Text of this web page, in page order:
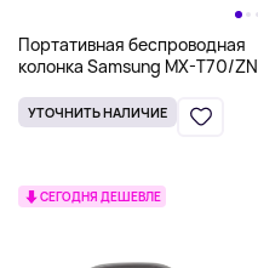
Портативная беспроводная
колонка Samsung MX-T70/ZN
УТОЧНИТЬ НАЛИЧИЕ
СЕГОДНЯ ДЕШЕВЛЕ